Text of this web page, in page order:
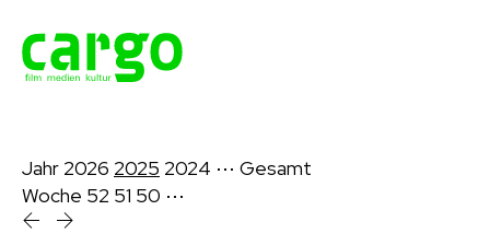
Jahr 2026 2025 2024 ⋯ Gesamt
Woche 52 51 50 ⋯